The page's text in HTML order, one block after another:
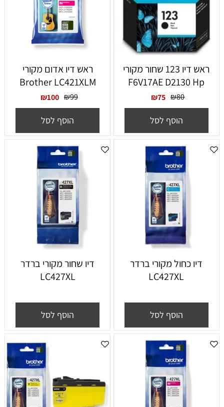
ראש דיו 123 שחור מקורי
F6V17AE D2130 Hp
₪80
₪75
הוסף לסל
‏ראש דיו אדום מקורי
Brother LC421XLM
₪99
₪100
הוסף לסל
דיו כחול מקורי ברדר
LC427XL
הוסף לסל
דיו שחור מקורי ברדר
LC427XL
הוסף לסל